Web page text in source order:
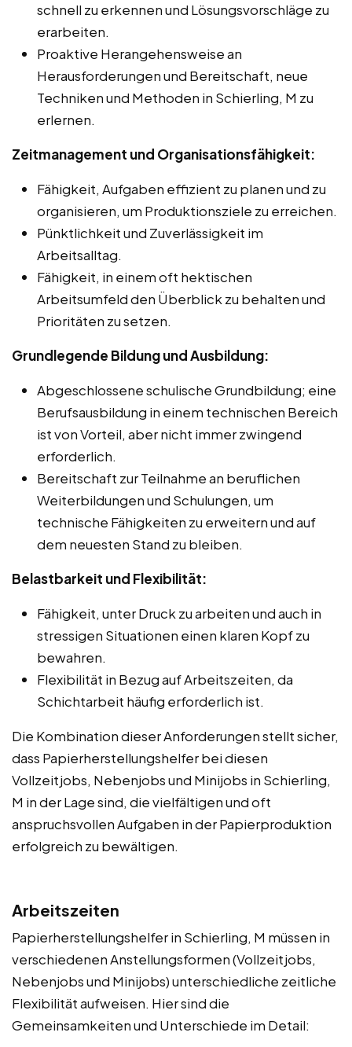
schnell zu erkennen und Lösungsvorschläge zu
erarbeiten.
Proaktive Herangehensweise an
Herausforderungen und Bereitschaft, neue
Techniken und Methoden in Schierling, M zu
erlernen.
Zeitmanagement und Organisationsfähigkeit:
Fähigkeit, Aufgaben effizient zu planen und zu
organisieren, um Produktionsziele zu erreichen.
Pünktlichkeit und Zuverlässigkeit im
Arbeitsalltag.
Fähigkeit, in einem oft hektischen
Arbeitsumfeld den Überblick zu behalten und
Prioritäten zu setzen.
Grundlegende Bildung und Ausbildung:
Abgeschlossene schulische Grundbildung; eine
Berufsausbildung in einem technischen Bereich
ist von Vorteil, aber nicht immer zwingend
erforderlich.
Bereitschaft zur Teilnahme an beruflichen
Weiterbildungen und Schulungen, um
technische Fähigkeiten zu erweitern und auf
dem neuesten Stand zu bleiben.
Belastbarkeit und Flexibilität:
Fähigkeit, unter Druck zu arbeiten und auch in
stressigen Situationen einen klaren Kopf zu
bewahren.
Flexibilität in Bezug auf Arbeitszeiten, da
Schichtarbeit häufig erforderlich ist.
Die Kombination dieser Anforderungen stellt sicher,
dass Papierherstellungshelfer bei diesen
Vollzeitjobs, Nebenjobs und Minijobs in Schierling,
M in der Lage sind, die vielfältigen und oft
anspruchsvollen Aufgaben in der Papierproduktion
erfolgreich zu bewältigen.
Arbeitszeiten
Papierherstellungshelfer in Schierling, M müssen in
verschiedenen Anstellungsformen (Vollzeitjobs,
Nebenjobs und Minijobs) unterschiedliche zeitliche
Flexibilität aufweisen. Hier sind die
Gemeinsamkeiten und Unterschiede im Detail: